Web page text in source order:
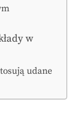
w
udane